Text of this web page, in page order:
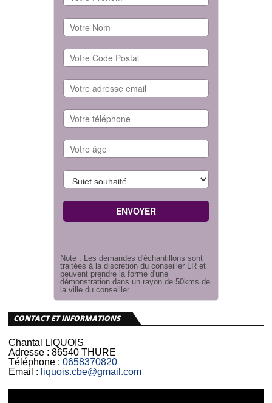
Note : Les demandes d'échantillons sont
traitées à la discrétion du conseiller LR et
peuvent prendre la forme d'une
démonstration dans un rayon de 50kms de
la ville du conseiller.
CONTACT ET INFORMATIONS
Chantal LIQUOIS
Adresse : 86540 THURE
Téléphone : 0658370820
Email : liquois.cbe@gmail.com